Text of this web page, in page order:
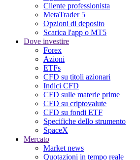
Cliente professionista
MetaTrader 5
Opzioni di deposito
Scarica l'app o MT5
Dove investire
Forex
Azioni
ETFs
CFD su titoli azionari
Indici CFD
CFD sulle materie prime
CFD su criptovalute
CFD su fondi ETF
Specifiche dello strumento
SpaceX
Mercato
Market news
Quotazioni in tempo reale